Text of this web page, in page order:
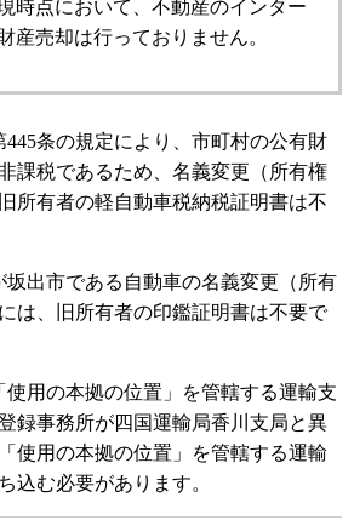
時点において、不動産のインター
産売却は行っておりません。
条の規定により、市町村の公有財
課税であるため、名義変更（所有権
所有者の軽自動車税納税証明書は不
出市である自動車の名義変更（所有
は、旧所有者の印鑑証明書は不要で
用の本拠の位置」を管轄する運輸支
録事務所が四国運輸局香川支局と異
使用の本拠の位置」を管轄する運輸
込む必要があります。